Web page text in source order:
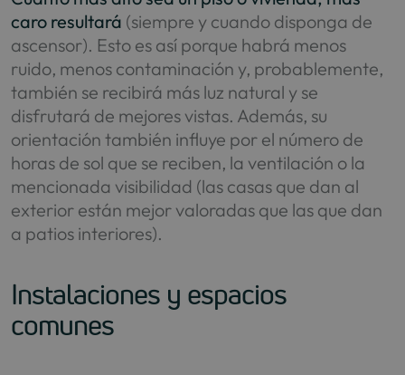
caro resultará (siempre y cuando disponga de
ascensor). Esto es así porque habrá menos
ruido, menos contaminación y, probablemente,
también se recibirá más luz natural y se
disfrutará de mejores vistas. Además, su
orientación también influye por el número de
horas de sol que se reciben, la ventilación o la
mencionada visibilidad (las casas que dan al
exterior están mejor valoradas que las que dan
a patios interiores).
Instalaciones y espacios
comunes